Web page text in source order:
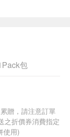
包
贈，請注意訂單
之折價券消費指定
使用)